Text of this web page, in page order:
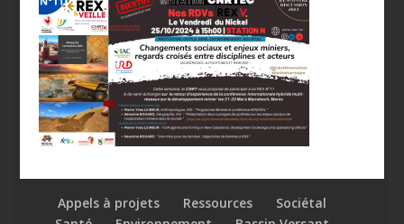
Appels à projets Ressources
Sociétal